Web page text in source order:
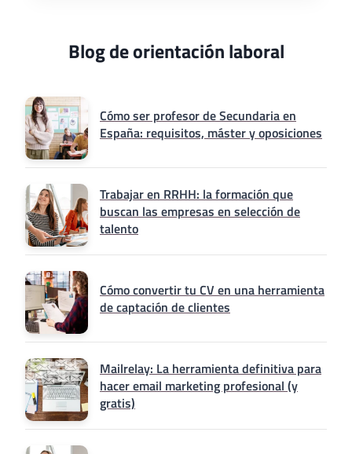
Blog de orientación laboral
Cómo ser profesor de Secundaria en
España: requisitos, máster y oposiciones
Trabajar en RRHH: la formación que
buscan las empresas en selección de
talento
Cómo convertir tu CV en una herramienta
de captación de clientes
Mailrelay: La herramienta definitiva para
hacer email marketing profesional (y
gratis)